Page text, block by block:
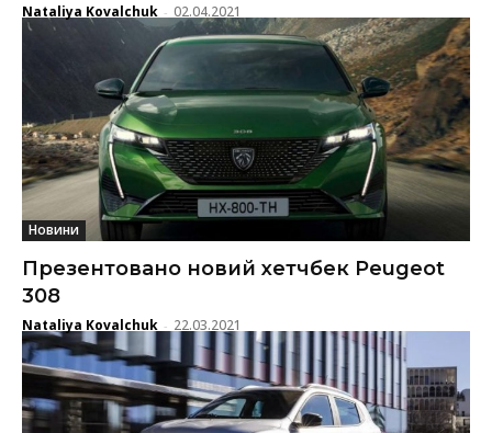
Nataliya Kovalchuk - 02.04.2021
Новини
Презентовано новий хетчбек Peugeot
308
Nataliya Kovalchuk - 22.03.2021